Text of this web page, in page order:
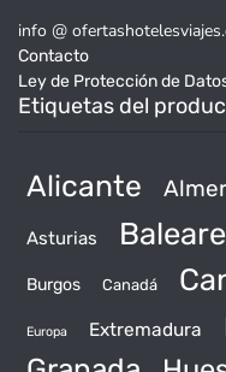
info @
Contacto
Ley de Protección de
Etiquetas del
Alicante
Asturias
Burgos Canadá
Europa Extremadura